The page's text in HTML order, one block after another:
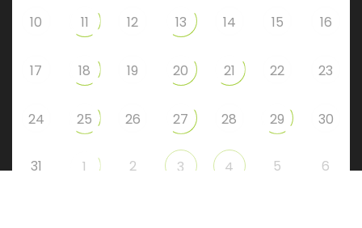
10 11 12 13 14 15 16
17 18 19 20 21 22 23
24 25 26 27 28 29 30
31 1 2 3 4 5 6